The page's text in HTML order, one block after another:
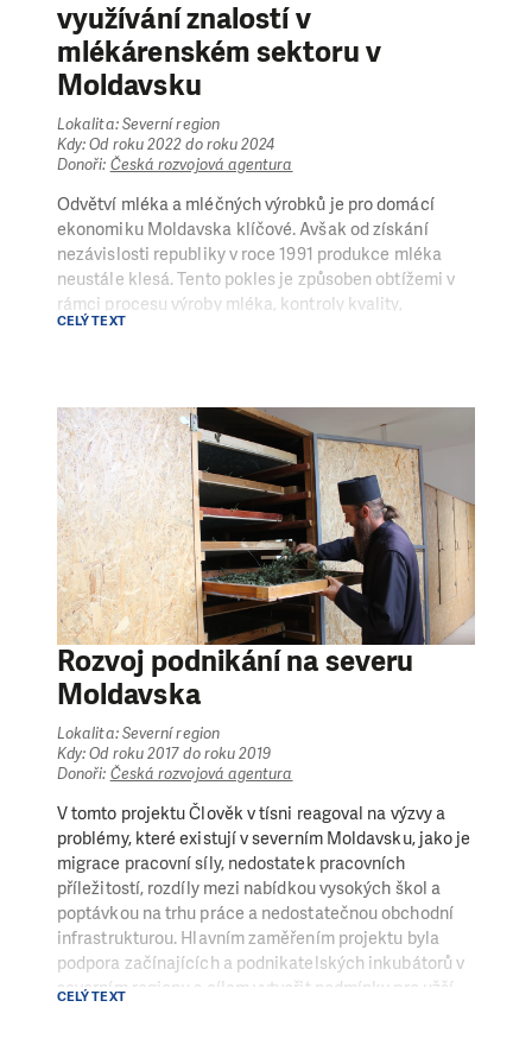
využívání znalostí v
mlékárenském sektoru v
Moldavsku
Lokalita: Severní region
Kdy: Od roku 2022 do roku 2024
Donoři: Česká rozvojová agentura
Odvětví mléka a mléčných výrobků je pro domácí
ekonomiku Moldavska klíčové. Avšak od získání
nezávislosti republiky v roce 1991 produkce mléka
neustále klesá. Tento pokles je způsoben obtížemi v
rámci procesu výroby mléka, kontroly kvality,
veterinárních služeb pro zvířata a koordinací
MILK, který má zajistit příznivé podmínky pro
strategický sektor domácí ekonomiky.
Prostřednictvím posílení efektivity hodnotového
řetězce v odvětví mléčného průmyslu se snaží zlepšit
ekonomické postavení malých a středních chovatelů
skotu v Moldavsku. Zaměřuje se také na uplatnění
moderních přístupů k rozvoji tržních systémů a využití
znalostí a potenciálu odborníků z České republiky i
Moldavska. Projekt MILK bude realizován v severních
okresech, jelikož se zde vyrábí až 50 % veškeré
produkce mléka v zemi. Mimo to je cílem projektu
usnadnit zemědělcům přístup k veterinární pomoci,
pastvinám a kvalitním krmivům, školicím platformám
a pilotnímu projektu sdílení dobré praxe ve výživě
skotu. V rámci projektu bude rovněž probíhat
informační kampaň zaměřená na chovatele skotu o
správných postupech chovu dojnic.
CELÝ TEXT
Rozvoj podnikání na severu
Moldavska
Lokalita: Severní region
Kdy: Od roku 2017 do roku 2019
Donoři: Česká rozvojová agentura
V tomto projektu Člověk v tísni reagoval na výzvy a
problémy, které existují v severním Moldavsku, jako je
migrace pracovní síly, nedostatek pracovních
příležitostí, rozdíly mezi nabídkou vysokých škol a
poptávkou na trhu práce a nedostatečnou obchodní
infrastrukturou. Hlavním zaměřením projektu byla
podpora začínajících a podnikatelských inkubátorů v
severním regionu s cílem vytvořit podmínky pro užší
CELÝ TEXT